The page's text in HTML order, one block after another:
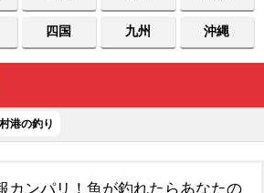
四国 九州 沖縄
港の釣り
カンパリ！魚が釣れたらあなたの